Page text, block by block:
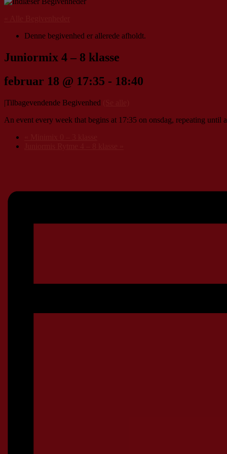
Denne begivenhed er allerede afholdt.
Juniormix 4 – 8 klasse
februar 18 @ 17:35 - 18:40
|Tilbagevendende Begivenhed
An event every week that begins at 17:35 on onsdag, repeating until